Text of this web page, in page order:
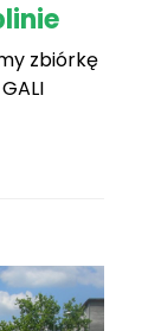
zbiórkę
dolary